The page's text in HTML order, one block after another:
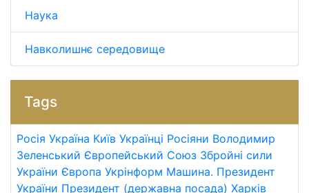
Наука
Навколишнє середовище
Tags
Росія Україна Київ Українці Росіяни Володимир
Зеленський Європейський Союз Збройні сили
України Європа Укрінформ Машина. Президент
України Президент (державна посада) Харків